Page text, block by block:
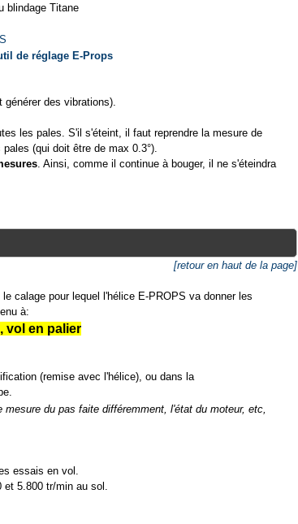
blindage Titane
de réglage E-Props
des vibrations).
les pales. S'il s'éteint, il faut reprendre la mesure de
(qui doit être de max 0.3°).
. Ainsi, comme il continue à bouger, il ne s'éteindra
[retour en haut de la page]
calage pour lequel l'hélice E-PROPS va donner les
à:
vol en palier
(remise avec l'hélice), ou dans la
du pas faite différemment, l'état du moteur, etc,
essais en vol.
5.800 tr/min au sol.